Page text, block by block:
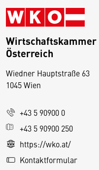
Wirtschaftskammer
Österreich
Wiedner Hauptstraße 63
1045 Wien
+43 5 90900 0
+43 5 90900 250
https://wko.at/
Kontaktformular
D
e
s